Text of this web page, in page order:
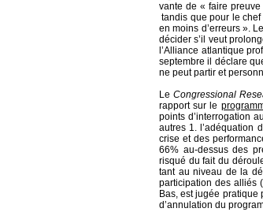
vante de « faire
tandis que pour le
en moins d’erreurs ».
décider s’il veut
l’Alliance atlantique
septembre il déclare
ne peut partir et
Le Congressional
rapport sur le
points d’interrogation
autres 1. l’adéquation
crise et des
66% au-dessus des
risqué du fait du
tant au niveau de la
participation des alliés
Bas, est jugée pratique
d’annulation du